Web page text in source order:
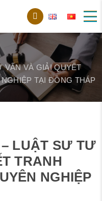
VÀ GIẢI QUYẾT
TẠI ĐỒNG THÁP
LUẬT SƯ TƯ
TRANH
NGHIỆP